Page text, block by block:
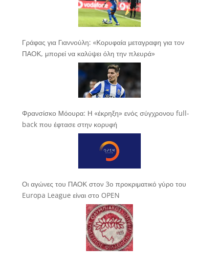
Γράφας για Γιαννούλη: «Κορυφαία μεταγραφη για τον
ΠΑΟΚ, μπορεί να καλύψει όλη την πλευρά»
Φρανσίσκο Μόουρα: Η «έκρηξη» ενός σύγχρονου full-
back που έφτασε στην κορυφή
Οι αγώνες του ΠΑΟΚ στον 3ο προκριματικό γύρο του
Europa League είναι στο OPEN